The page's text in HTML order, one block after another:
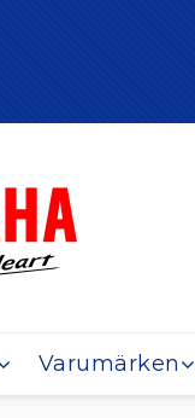
Varumärken